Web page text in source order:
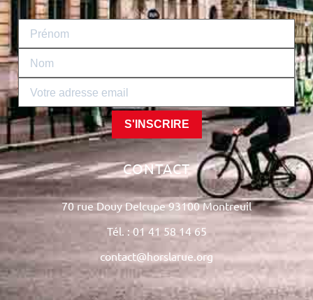
S'INSCRIRE
CONTACT
70 rue Douy Delcupe 93100 Montreuil
Tél. : 01 41 58 14 65
contact@horslarue.org